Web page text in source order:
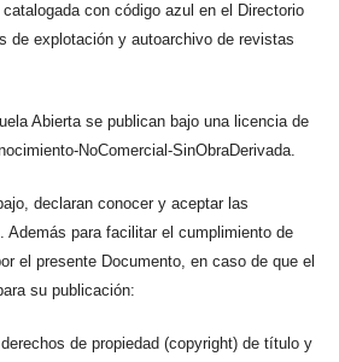
con código azul en el Directorio
de explotación y autoarchivo de revistas
Abierta se publican bajo una licencia de
NoComercial-SinObraDerivada.
declaran conocer y aceptar las
Además para facilitar el cumplimiento de
el presente Documento, en caso de que el
su publicación:
de propiedad (copyright) de título y